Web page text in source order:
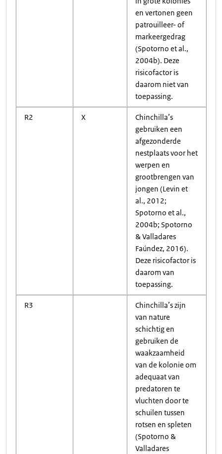
en vertonen geen
patrouilleer- of
markeergedrag
(Spotorno et al.,
2004b). Deze
risicofactor is
daarom niet van
toepassing.
R2 X
Chinchilla’s
gebruiken een
afgezonderde
nestplaats voor het
werpen en
grootbrengen van
jongen (Levin et
al., 2012;
Spotorno et al.,
2004b; Spotorno
& Valladares
Faúndez, 2016).
Deze risicofactor is
daarom van
toepassing.
R3
Chinchilla’s zijn
van nature
schichtig en
gebruiken de
waakzaamheid
van de kolonie om
adequaat van
predatoren te
vluchten door te
schuilen tussen
rotsen en spleten
(Spotorno &
Valladares